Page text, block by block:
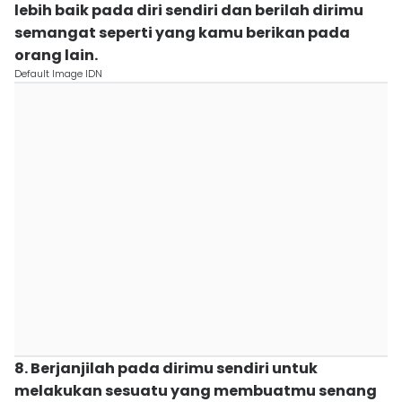
lebih baik pada diri sendiri dan berilah dirimu
semangat seperti yang kamu berikan pada
orang lain.
Default Image IDN
8. Berjanjilah pada dirimu sendiri untuk
melakukan sesuatu yang membuatmu senang